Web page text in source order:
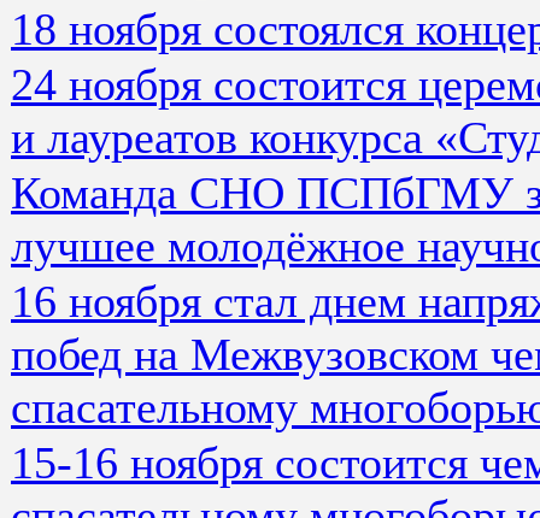
18 ноября состоялся
24 ноября состоится
и лауреатов конкурса
Команда СНО ПСПбГМУ
лучшее молодёжное
16 ноября стал днем
побед на Межвузовском
спасательному
15-16 ноября состоится